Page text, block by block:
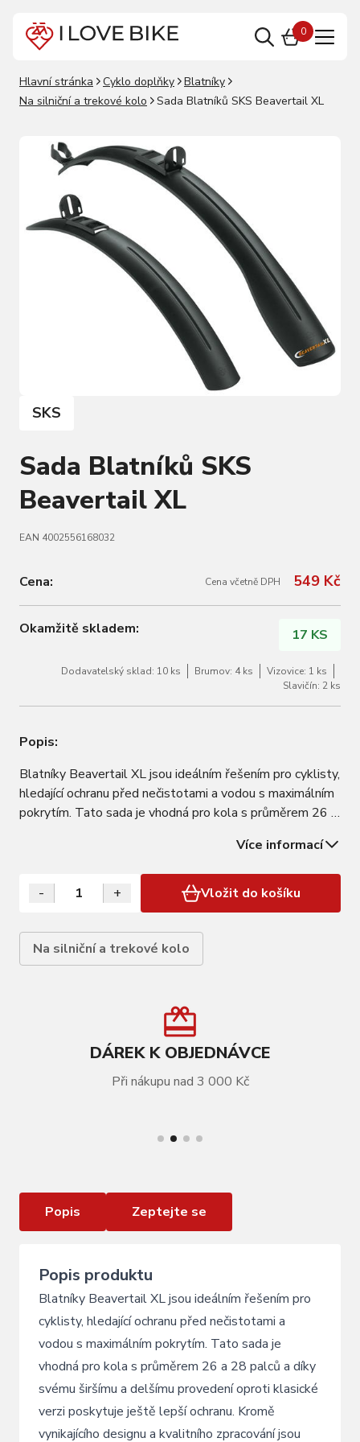
0
Hlavní stránka Cyklo doplňky
Blatníky
Na silniční a trekové kolo
Sada Blatníků SKS Beavertail XL
SKS
Sada Blatníků SKS
Beavertail XL
EAN 4002556168032
Cena: Cena včetně DPH 549 Kč
Okamžitě skladem: 17 KS
Dodavatelský sklad: 10 ks Brumov: 4 ks
Vizovice: 1 ks
Slavičín: 2 ks
Popis:
Blatníky Beavertail XL jsou ideálním řešením pro cyklisty,
hledající ochranu před nečistotami a vodou s maximálním
pokrytím. Tato sada je vhodná pro kola s průměrem 26 a
klasické verzi poskytuje ještě lepší ochranu. Kromě
Více informací
- + Vložit do košíku
Na silniční a trekové kolo
DÁREK K OBJEDNÁVCE
Při nákupu nad 3 000 Kč
Popis Zeptejte se
Popis produktu
Blatníky Beavertail XL jsou ideálním řešením pro
cyklisty, hledající ochranu před nečistotami a
vodou s maximálním pokrytím. Tato sada je
vhodná pro kola s průměrem 26 a 28 palců a díky
svému širšímu a delšímu provedení oproti klasické
verzi poskytuje ještě lepší ochranu. Kromě
vynikajícího designu a kvalitního zpracování jsou